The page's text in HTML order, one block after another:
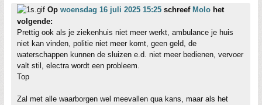
Op woensdag 16 juli 2025 15:25 schreef Molo het
volgende:
Prettig ook als je ziekenhuis niet meer werkt, ambulance je huis
niet kan vinden, politie niet meer komt, geen geld, de
waterschappen kunnen de sluizen e.d. niet meer bedienen, vervoer
valt stil, electra wordt een probleem.
Top
Zal met alle waarborgen wel meevallen qua kans, maar als het